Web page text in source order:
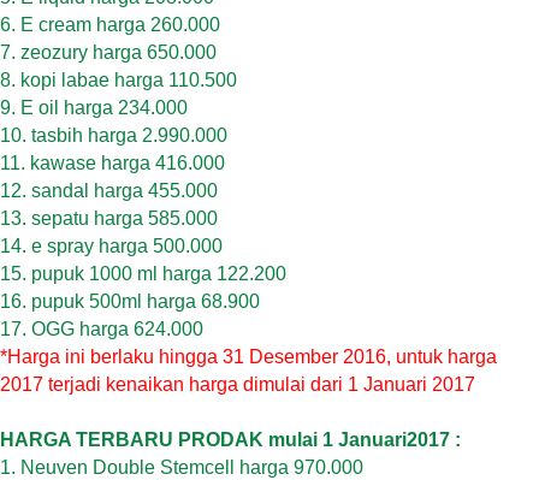
6. E cream harga 260.000
7. zeozury harga 650.000
8. kopi labae harga 110.500
9. E oil harga 234.000
10. tasbih harga 2.990.000
11. kawase harga 416.000
12. sandal harga 455.000
13. sepatu harga 585.000
14. e spray harga 500.000
15. pupuk 1000 ml harga 122.200
16. pupuk 500ml harga 68.900
17. OGG harga 624.000
*Harga ini berlaku hingga 31 Desember 2016, untuk harga
2017 terjadi kenaikan harga dimulai dari 1 Januari 2017
HARGA TERBARU PRODAK mulai 1 Januari2017 :
1. Neuven Double Stemcell harga 970.000